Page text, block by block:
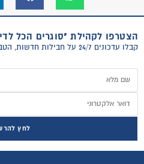
הצטרפו לקהילת "סוגרים הכל
קבלו עדכונים 24/7 על חבילות חדשות, הטבות, מבצעים וטיפים למעבר דירה!
לחץ